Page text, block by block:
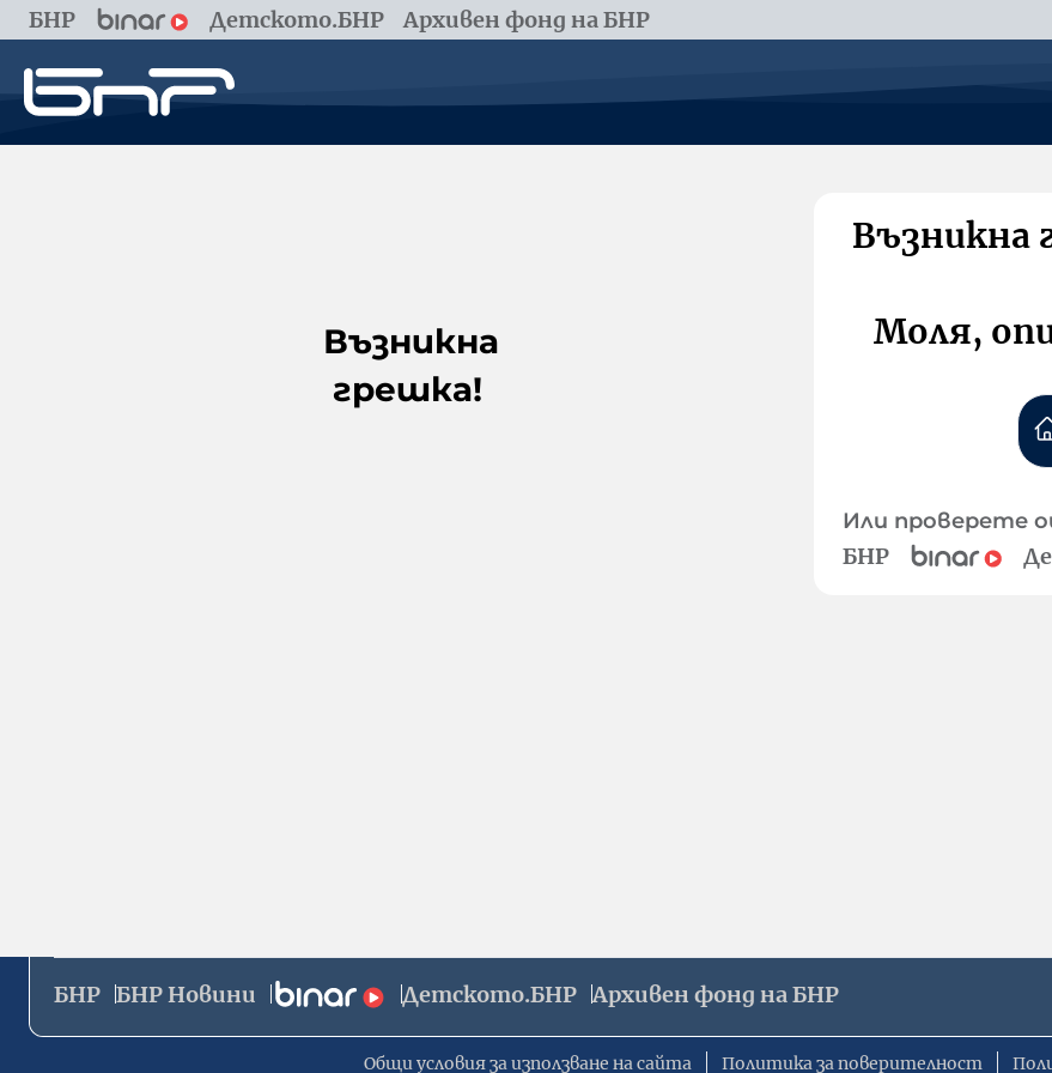
БНР Детското.БНР Архивен фонд на БНР
Възникна
грешка!
Възникна
Моля,
Или проверете
БНР
БНР БНР Новини Детското.БНР Архивен фонд на БНР
Общи условия за използване на сайта Политика за поверителност